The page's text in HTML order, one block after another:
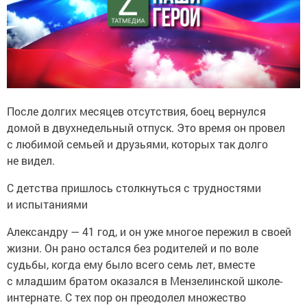
После долгих месяцев отсутствия, боец вернулся
домой в двухнедельный отпуск. Это время он провел
с любимой семьей и друзьями, которых так долго
не видел.
С детства пришлось столкнуться с трудностями
и испытаниями
Александру — 41 год, и он уже многое пережил в своей
жизни. Он рано остался без родителей и по воле
судьбы, когда ему было всего семь лет, вместе
с младшим братом оказался в Мензелинской школе-
интернате. С тех пор он преодолел множество